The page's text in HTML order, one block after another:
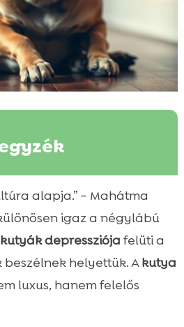
és hogyan különbözik
korai jelek, amelyeket
értelmezése
alapja.” – Mahátma
igaz a négylábú
kutyák depressziója felüti a
beszélnek helyettük. Akutya
luxus, hanem felelős